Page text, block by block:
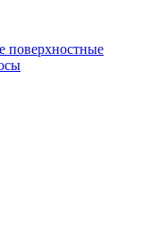
поверхностные